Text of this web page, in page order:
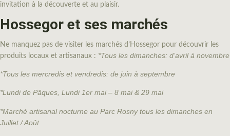
invitation à la découverte et au plaisir.
Hossegor et ses marchés
Ne manquez pas de visiter les marchés d’Hossegor pour découvrir les
produits locaux et artisanaux : *Tous les dimanches: d’avril à novembre
*Tous les mercredis et vendredis: de juin à septembre
*Lundi de Pâques, Lundi 1er mai – 8 mai & 29 mai
*Marché artisanal nocturne au Parc Rosny tous les dimanches en
Juillet / Août